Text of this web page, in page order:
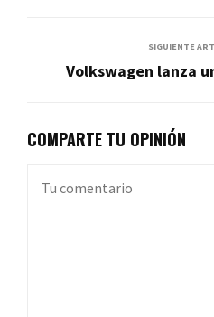
SIGUIENTE
Volkswagen lanza
COMPARTE TU OPINIÓN